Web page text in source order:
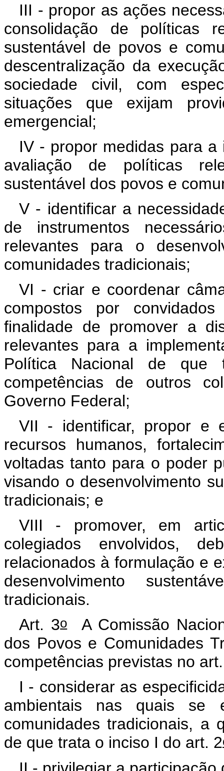
III - propor as ações
consolidação de políticas
sustentável de povos e
descentralização da
sociedade civil, com
situações que exijam
emergencial;
IV - propor medidas para a
avaliação de políticas
sustentável dos povos e
V - identificar a
de instrumentos
relevantes para o
comunidades tradicionais;
VI - criar e coordenar
compostos por
finalidade de promover a
relevantes para a
Política Nacional de
competências de outros
Governo Federal;
VII - identificar, propor e
recursos humanos,
voltadas tanto para o poder
visando o desenvolvimento
tradicionais; e
VIII - promover, em
colegiados envolvidos,
relacionados à formulação e
desenvolvimento
tradicionais.
Art. 3oA Comissão
dos Povos e Comunidades
competências previstas no
I - considerar as
ambientais nas quais se
comunidades tradicionais, a
de que trata o inciso I do art. 2